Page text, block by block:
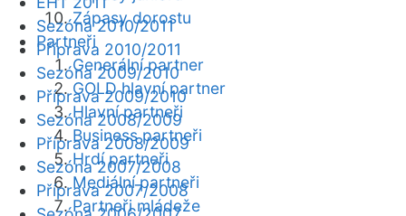
Zápasy dorostu
Partneři
Generální partner
GOLD hlavní partner
Hlavní partneři
Business partneři
Hrdí partneři
Mediální partneři
Partneři mládeže
Sezóna 2010/2011
Příprava 2010/2011
Sezóna 2009/2010
Příprava 2009/2010
Sezóna 2008/2009
Příprava 2008/2009
Sezóna 2007/2008
Příprava 2007/2008